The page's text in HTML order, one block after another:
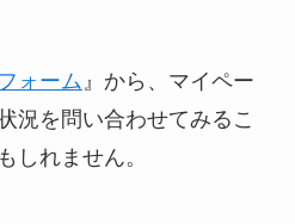
ォーム 』から、マイペー
況を問い合わせてみるこ
しれません。